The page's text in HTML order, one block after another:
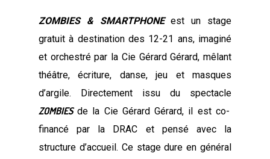
ZOMBIES & SMARTPHONEest un stage
gratuit à destination des 12-21 ans, imaginé
et orchestré par la Cie Gérard Gérard, mêlant
théâtre, écriture, danse, jeu et masques
d’argile. Directement issu du spectacle
ZOMBIESde la Cie Gérard Gérard, il est co-
financé par la DRAC et pensé avec la
structure d’accueil. Ce stage dure en général